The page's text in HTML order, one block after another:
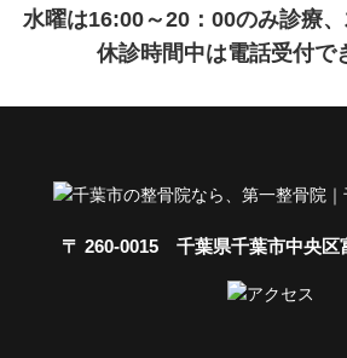
水曜は16:00～20：00のみ診療、
休診時間中は電話受付で
〒 260-0015 千葉県千葉市中央区